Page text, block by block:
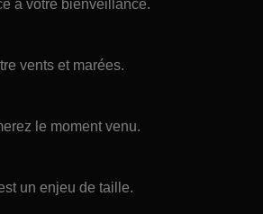
à votre bienveillance.
vents et marées.
le moment venu.
un enjeu de taille.